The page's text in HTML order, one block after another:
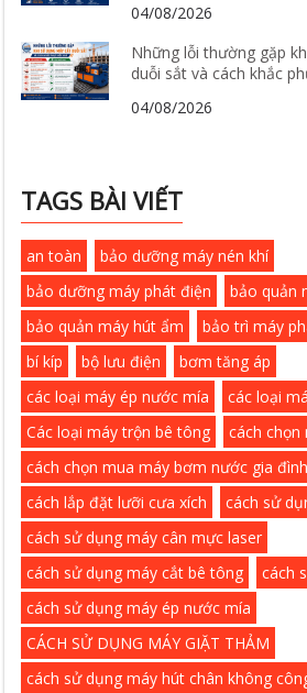
04/08/2026
Những lỗi thường gặp
duỗi sắt và cách khắc
04/08/2026
TAGS BÀI VIẾT
an toàn
bảo dưỡng máy nén khí
bảo dưỡng máy phát điện
bảo quản
bảo quản máy hút ẩm
bảo trì máy
bí kíp
bộ lưu điện
bơm tăng áp
các loại máy ép nước mía
các loại
Các loại máy trộn bê tông
cách chọn
cách chọn mua máy bơm nước gia đình
cách lắp đặt lưỡi cưa xích
cách sử
cách sử dụng máy cân mực laser
cách sử dụng máy cắt bê tông
cách
cách sử dụng máy ép nước mía
CÁCH SỬ DỤNG MÁY GIẶT THẢM
cách sử dụng máy hút chân không